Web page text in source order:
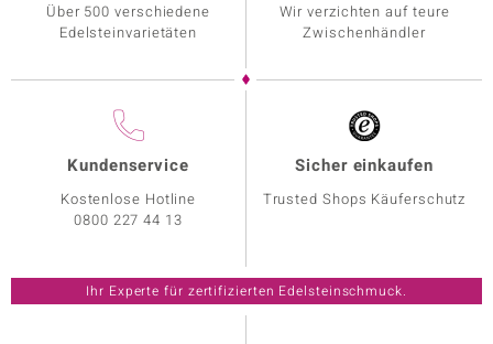
Über 500 verschiedene
Edelsteinvarietäten
Wir verzichten auf teure
Zwischenhändler
Kundenservice
Kostenlose Hotline
0800 227 44 13
Sicher einkaufen
Trusted Shops Käuferschutz
Ihr Experte für zertifizierten Edelsteinschmuck.